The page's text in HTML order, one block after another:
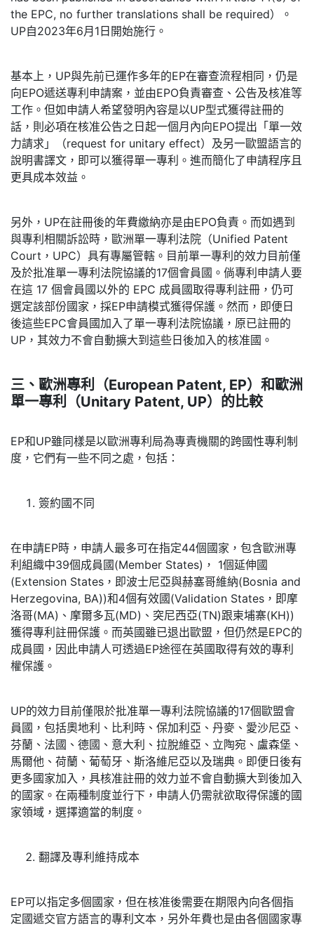
the EPC, no further translations shall be required）。
UP自2023年6月1日開始施行。
基本上，UP與先前已運作多年的EP在審查流程相同，仍是
向EPO遞送專利申請案，並由EPO負責審查、公告及核准等
工作。但如申請人希望發明內容是以UP型式獲得註冊的
話，則必項在核准公告之日起一個月內向EPO提出「單一效
力請求」（request for unitary effect）及另一歐盟語言的
說明書譯文，即可以獲得單一專利。進而簡化了申請程序且
更具成本效益。
另外，UP在註冊後的年費繳納亦是由EPO負責。而如遇到
與專利相關訴訟時，歐洲單一專利法院（Unified Patent
Court，UPC）具有專屬管轄。目前單一專利的效力目前僅
及於批准單一專利法院協議的17個會員國。倘專利申請人要
在這 17 個會員國以外的 EPC 成員國取得專利註冊，仍可
選定該部份國家，採EP申請模式獲得保護。然而，即便日
後這些EPC會員國加入了單一專利法院協議，原已註冊的
UP，其效力不會自動擴大到這些日後加入的核准國。
三、歐洲專利（European Patent, EP）和歐洲
單一專利（Unitary Patent, UP）的比較
EP和UP雖同樣是以歐洲專利局為專責機關的跨國性專利制
度，它們有一些不同之處，包括：
簽約國不同
在申請EP時，申請人最多可在指定44個國家，包含歐洲專
利組織中39個成員國(Member States)， 1個延伸國
(Extension States，即波士尼亞與赫塞哥維納(Bosnia and
Herzegovina, BA))和4個有效國(Validation States，即摩
洛哥(MA)、摩爾多瓦(MD)、突尼西亞(TN)跟柬埔寨(KH))
獲得專利註冊保護。而英國雖已退出歐盟，但仍然是EPC的
成員國，因此申請人可透過EP途徑在英國取得有效的專利
權保護。
UP的效力目前僅限於批准單一專利法院協議的17個歐盟會
員國，包括奧地利、比利時、保加利亞、丹麥、愛沙尼亞、
芬蘭、法國、德國、意大利、拉脫維亞、立陶宛、盧森堡、
馬爾他、荷蘭、葡萄牙、斯洛維尼亞以及瑞典。即便日後有
更多國家加入，具核准註冊的效力並不會自動擴大到後加入
的國家。在兩種制度並行下，申請人仍需就欲取得保護的國
家領域，選擇適當的制度。
翻譯及專利維持成本
EP可以指定多個國家，但在核准後需要在期限內向各個指
定國遞交官方語言的專利文本，另外年費也是由各個國家專